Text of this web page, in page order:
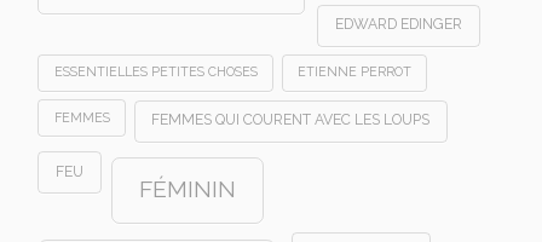
EDWARD EDINGER
ESSENTIELLES PETITES CHOSES ETIENNE PERROT
FEMMES FEMMES QUI COURENT AVEC LES LOUPS
FEU
FÉMININ